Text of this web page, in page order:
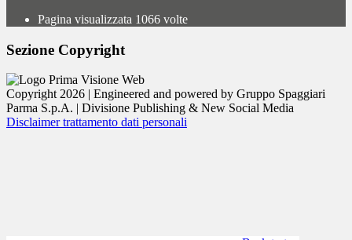
Pagina visualizzata 1066 volte
Sezione Copyright
Copyright 2026 | Engineered and powered by Gruppo Spaggiari
Parma S.p.A. | Divisione Publishing & New Social Media
Disclaimer trattamento dati personali